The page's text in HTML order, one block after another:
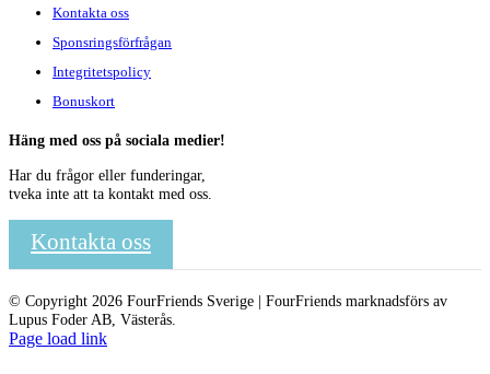
Kontakta oss
Sponsringsförfrågan
Integritetspolicy
Bonuskort
Häng med oss på sociala medier!
Har du frågor eller funderingar,
tveka inte att ta kontakt med oss.
Kontakta oss
© Copyright 2026 FourFriends Sverige | FourFriends marknadsförs av
Lupus Foder AB, Västerås.
Page load link